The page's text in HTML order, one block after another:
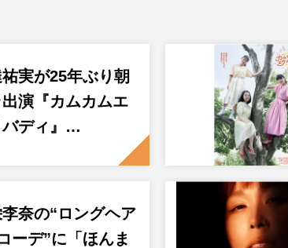
実が25年ぶり朝
出演『カムカムエ
バディ』…
李奈の“ロングヘア
ーデ”に「ほんま